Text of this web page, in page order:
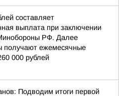
составляет
выплата при заключении
РФ. Далее
получают ежемесячные
000 рублей
Подводим итоги первой